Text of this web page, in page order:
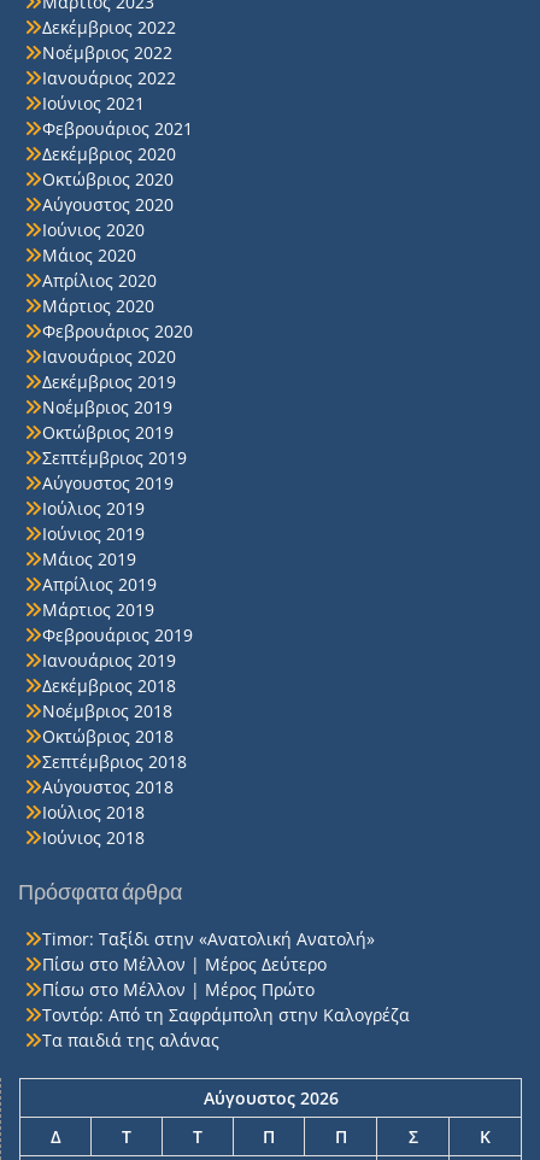
Δεκέμβριος 2022
Νοέμβριος 2022
Ιανουάριος 2022
Ιούνιος 2021
Φεβρουάριος 2021
Δεκέμβριος 2020
Οκτώβριος 2020
Αύγουστος 2020
Ιούνιος 2020
Μάιος 2020
Απρίλιος 2020
Μάρτιος 2020
Φεβρουάριος 2020
Ιανουάριος 2020
Δεκέμβριος 2019
Νοέμβριος 2019
Οκτώβριος 2019
Σεπτέμβριος 2019
Αύγουστος 2019
Ιούλιος 2019
Ιούνιος 2019
Μάιος 2019
Απρίλιος 2019
Μάρτιος 2019
Φεβρουάριος 2019
Ιανουάριος 2019
Δεκέμβριος 2018
Νοέμβριος 2018
Οκτώβριος 2018
Σεπτέμβριος 2018
Αύγουστος 2018
Ιούλιος 2018
Ιούνιος 2018
Πρόσφατα άρθρα
Timor: Ταξίδι στην «Ανατολική Ανατολή»
Πίσω στο Μέλλον | Μέρος Δεύτερο
Πίσω στο Μέλλον | Μέρος Πρώτο
Τοντόρ: Από τη Σαφράμπολη στην Καλογρέζα
Τα παιδιά της αλάνας
Αύγουστος 2026
Δ
Τ Τ Π Π Σ
Κ